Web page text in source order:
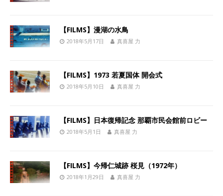
【FILMS】漫湖の水鳥
2018年5月17日 真喜屋 力
【FILMS】1973 若夏国体 開会式
2018年5月10日 真喜屋 力
【FILMS】日本復帰記念 那覇市民会館前ロビー
2018年5月1日 真喜屋 力
【FILMS】今帰仁城跡 桜見（1972年）
2018年1月29日 真喜屋 力